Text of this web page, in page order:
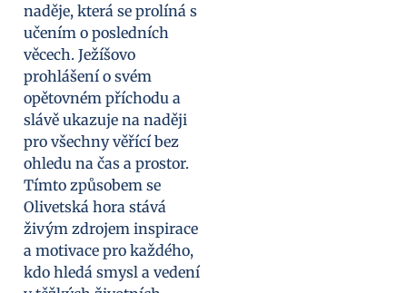
naděje, která se prolíná s
učením o posledních
věcech. Ježíšovo
prohlášení o svém
opětovném příchodu a
slávě ukazuje na naději
pro všechny věřící bez
ohledu na čas a prostor.
Tímto způsobem se
Olivetská hora stává
živým zdrojem inspirace
a motivace pro každého,
kdo hledá smysl a vedení